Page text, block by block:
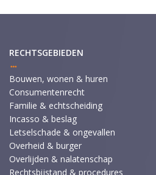
RECHTSGEBIEDEN
Bouwen, wonen & huren
Consumentenrecht
Familie & echtscheiding
Incasso & beslag
Letselschade & ongevallen
Overheid & burger
Overlijden & nalatenschap
Rechtsbijstand & procedures